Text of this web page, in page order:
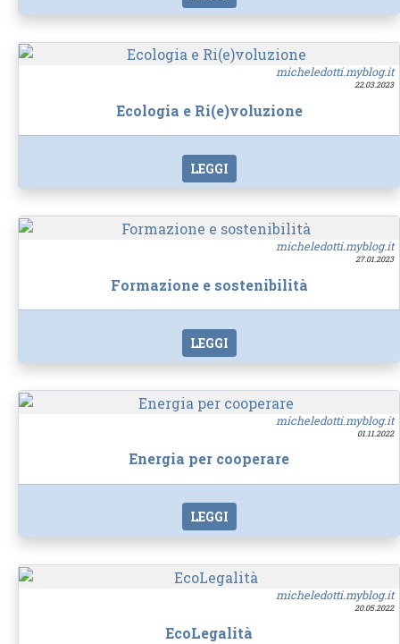
micheledotti.myblog.it
22.03.2023
Ecologia e Ri(e)voluzione
LEGGI
micheledotti.myblog.it
27.01.2023
Formazione e sostenibilità
LEGGI
micheledotti.myblog.it
01.11.2022
Energia per cooperare
LEGGI
micheledotti.myblog.it
20.05.2022
EcoLegalità